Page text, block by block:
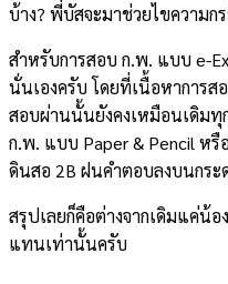
บ้าง? พี่บัสจะมาช่วยไขความก
สำหรับการสอบ ก.พ. แบบ e-
นั่นเองครับ โดยที่เนื้อหาการ
สอบผ่านนั้นยังคงเหมือนเดิมทุ
ก.พ. แบบ Paper & Pencil
ดินสอ 2B ฝนคำตอบลงบนกระ
สรุปเลยก็คือต่างจากเดิมแค่น้
แทนเท่านั้นครับ